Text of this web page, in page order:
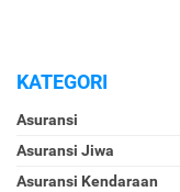
KATEGORI
Asuransi
Asuransi Jiwa
Asuransi Kendaraan